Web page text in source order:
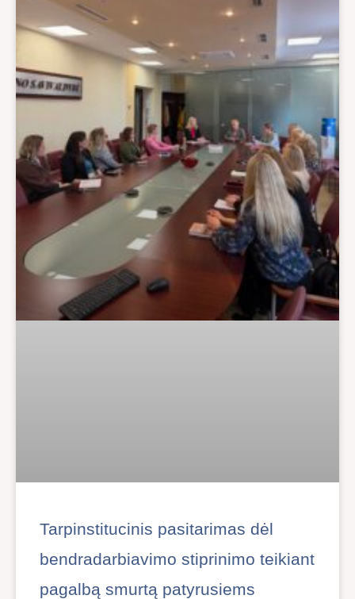
Tarpinstitucinis pasitarimas dėl
bendradarbiavimo stiprinimo teikiant
pagalbą smurtą patyrusiems